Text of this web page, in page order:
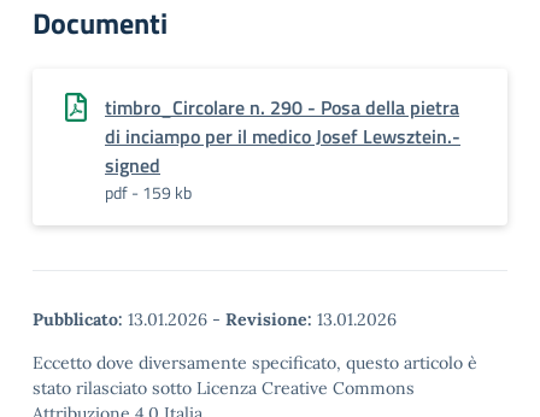
Documenti
timbro_Circolare n. 290 - Posa della pietra
di inciampo per il medico Josef Lewsztein.-
signed
pdf - 159 kb
Pubblicato: 13.01.2026 - Revisione: 13.01.2026
Eccetto dove diversamente specificato, questo articolo è
stato rilasciato sotto Licenza Creative Commons